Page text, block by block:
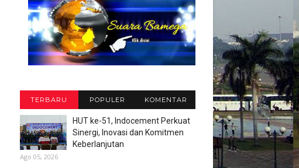
TERBARU POPULER KOMENTAR
HUT ke-51, Indocement Perkuat
Sinergi, Inovasi dan Komitmen
Keberlanjutan
Ago 05, 2026